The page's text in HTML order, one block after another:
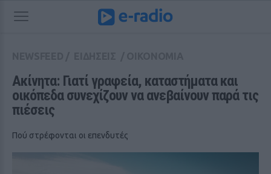
Ακίνητα: Γιατί γραφεία, καταστήματα και
οικόπεδα συνεχίζουν να ανεβαίνουν παρά τις
πιέσεις
Πού στρέφονται οι επενδυτές